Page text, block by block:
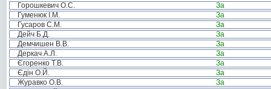
Горошкевич О.С.
За
Гуменюк І.М.
За
Гусаров С.М.
За
Дейч Б.Д.
За
Демчишен В.В.
За
Деркач А.Л.
За
Єгоренко Т.В.
За
Єдін О.Й.
За
Журавко О.В.
За